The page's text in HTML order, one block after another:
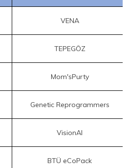
VENA
TEPEGÖZ
Mom'sPurty
Genetic Reprogrammers
VisionAI
BTÜ eCoPack